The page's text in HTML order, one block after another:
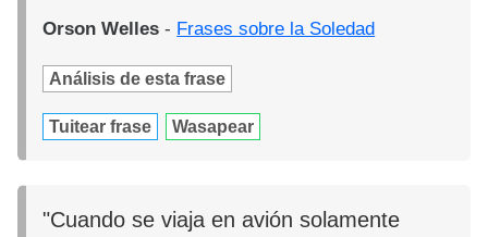
Orson Welles - Frases sobre la Soledad
Análisis de esta frase
Tuitear frase Wasapear
"Cuando se viaja en avión solamente